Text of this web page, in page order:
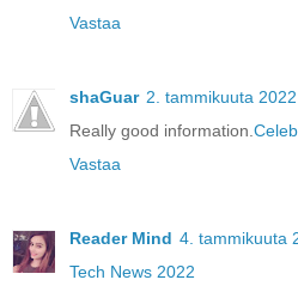
Vastaa
shaGuar 2. tammikuuta
Really good information.
Vastaa
Reader Mind 4. tammikuuta
Tech News 2022